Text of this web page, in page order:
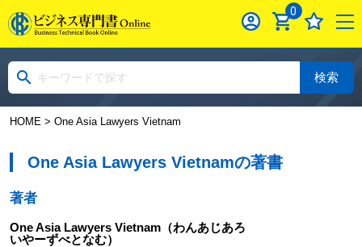
0
検索
HOME> One Asia Lawyers Vietnam
One Asia Lawyers Vietnamの著書
著者
One Asia Lawyers Vietnam（わんあじあろ
いやーずべとなむ）